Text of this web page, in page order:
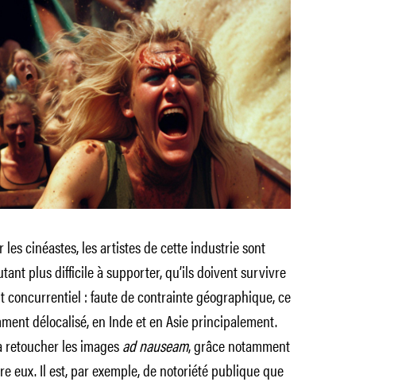
cinéastes, les artistes de cette industrie sont
plus difficile à supporter, qu’ils doivent survivre
concurrentiel : faute de contrainte géographique, ce
délocalisé, en Inde et en Asie principalement.
les imagesad nauseam, grâce notamment
eux. Il est, par exemple, de notoriété publique que